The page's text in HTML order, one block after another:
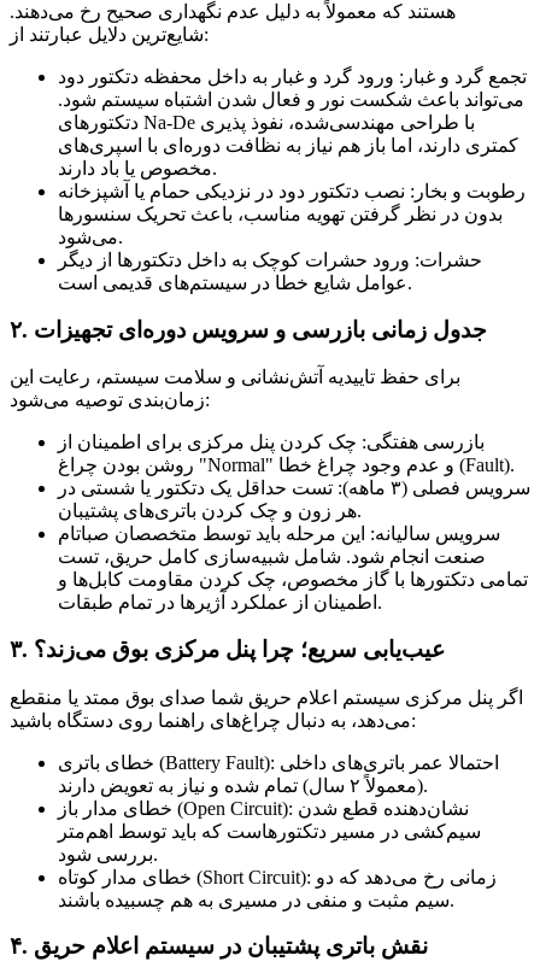
هستند که معمولاً به دلیل عدم نگهداری صحیح رخ می‌دهند.
شایع‌ترین دلایل عبارتند از:
تجمع گرد و غبار: ورود گرد و غبار به داخل محفظه دتکتور دود
می‌تواند باعث شکست نور و فعال شدن اشتباه سیستم شود.
دتکتورهای Na-De با طراحی مهندسی‌شده، نفوذ پذیری
کمتری دارند، اما باز هم نیاز به نظافت دوره‌ای با اسپری‌های
مخصوص یا باد دارند.
رطوبت و بخار: نصب دتکتور دود در نزدیکی حمام یا آشپزخانه
بدون در نظر گرفتن تهویه مناسب، باعث تحریک سنسورها
می‌شود.
حشرات: ورود حشرات کوچک به داخل دتکتورها از دیگر
عوامل شایع خطا در سیستم‌های قدیمی است.
۲. جدول زمانی بازرسی و سرویس دوره‌ای تجهیزات
برای حفظ تاییدیه آتش‌نشانی و سلامت سیستم، رعایت این
زمان‌بندی توصیه می‌شود:
بازرسی هفتگی: چک کردن پنل مرکزی برای اطمینان از
روشن بودن چراغ "Normal" و عدم وجود چراغ خطا (Fault).
سرویس فصلی (۳ ماهه): تست حداقل یک دتکتور یا شستی در
هر زون و چک کردن باتری‌های پشتیبان.
سرویس سالیانه: این مرحله باید توسط متخصصان صباتام
صنعت انجام شود. شامل شبیه‌سازی کامل حریق، تست
تمامی دتکتورها با گاز مخصوص، چک کردن مقاومت کابل‌ها و
اطمینان از عملکرد آژیرها در تمام طبقات.
۳. عیب‌یابی سریع؛ چرا پنل مرکزی بوق می‌زند؟
اگر پنل مرکزی سیستم اعلام حریق شما صدای بوق ممتد یا منقطع
می‌دهد، به دنبال چراغ‌های راهنما روی دستگاه باشید:
خطای باتری (Battery Fault): احتمالا عمر باتری‌های داخلی
(معمولاً ۲ سال) تمام شده و نیاز به تعویض دارند.
خطای مدار باز (Open Circuit): نشان‌دهنده قطع شدن
سیم‌کشی در مسیر دتکتورهاست که باید توسط اهم‌متر
بررسی شود.
خطای مدار کوتاه (Short Circuit): زمانی رخ می‌دهد که دو
سیم مثبت و منفی در مسیری به هم چسبیده باشند.
۴. نقش باتری پشتیبان در سیستم اعلام حریق